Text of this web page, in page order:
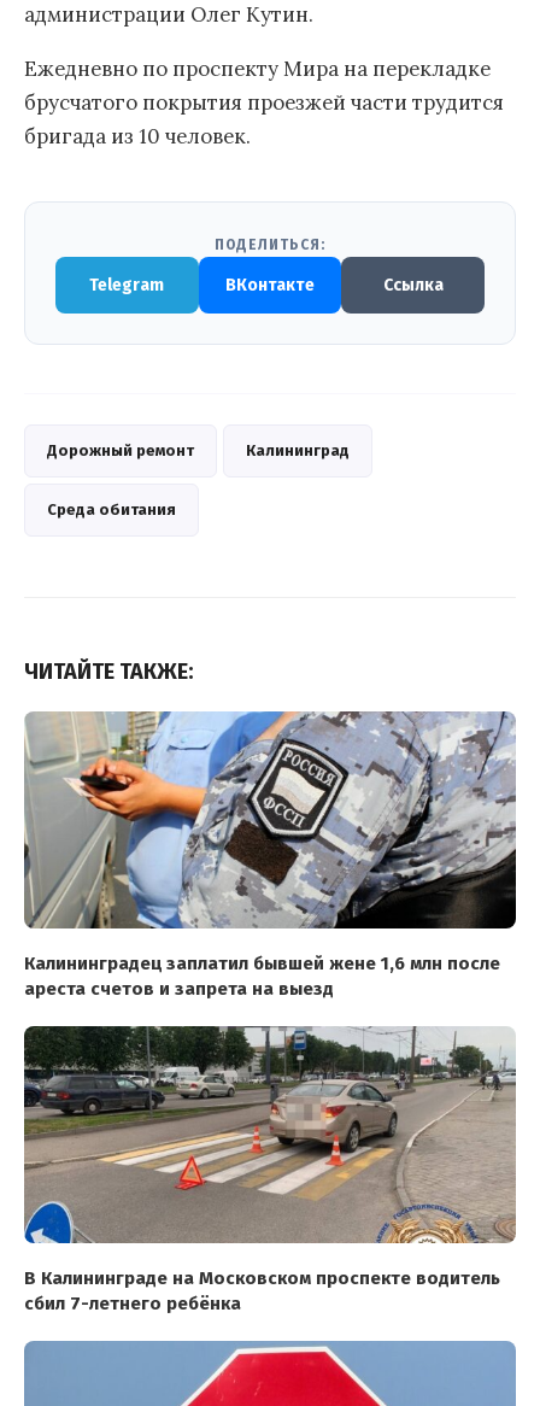
администрации Олег Кутин.
Ежедневно по проспекту Мира на перекладке
брусчатого покрытия проезжей части трудится
бригада из 10 человек.
ПОДЕЛИТЬСЯ:
Telegram ВКонтакте Ссылка
Дорожный ремонт Калининград
Среда обитания
ЧИТАЙТЕ ТАКЖЕ:
Калининградец заплатил бывшей жене 1,6 млн после
ареста счетов и запрета на выезд
В Калининграде на Московском проспекте водитель
сбил 7-летнего ребёнка